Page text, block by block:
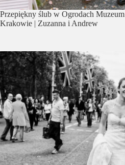
Przepiękny ślub w Ogrodach
Krakowie | Zuzanna i Andrew